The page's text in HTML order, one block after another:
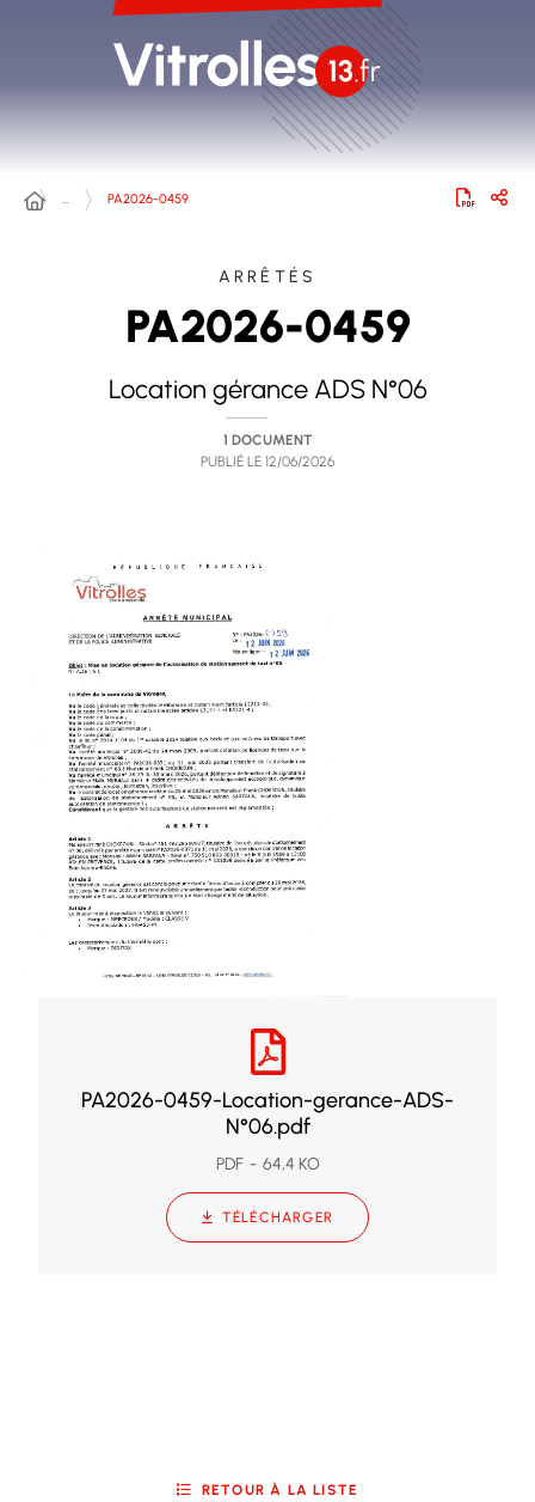
… PA2026-0459
ARRÊTÉS
PA2026-0459
Location gérance ADS N°06
1 DOCUMENT
PUBLIÉ LE 12/06/2026
PA2026-0459-Location-gerance-ADS-
N°06.pdf
PDF 64,4 KO
TÉLÉCHARGER
RETOUR À LA LISTE